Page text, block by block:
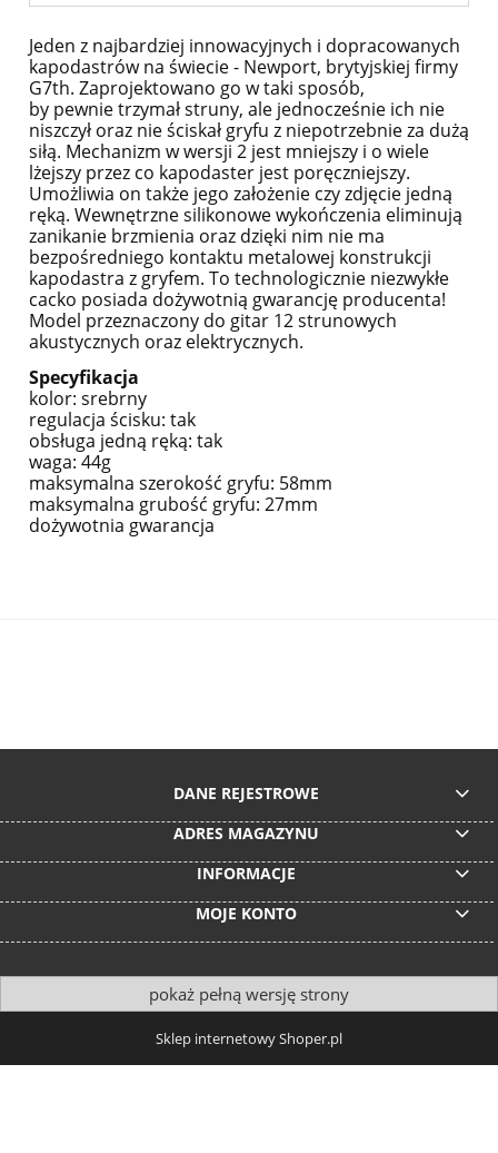
Jeden z najbardziej innowacyjnych i dopracowanych
kapodastrów na świecie - Newport, brytyjskiej firmy
G7th. Zaprojektowano go w taki sposób,
by pewnie trzymał struny, ale jednocześnie ich nie
niszczył oraz nie ściskał gryfu z niepotrzebnie za dużą
siłą. Mechanizm w wersji 2 jest mniejszy i o wiele
lżejszy przez co kapodaster jest poręczniejszy.
Umożliwia on także jego założenie czy zdjęcie jedną
ręką. Wewnętrzne silikonowe wykończenia eliminują
zanikanie brzmienia oraz dzięki nim nie ma
bezpośredniego kontaktu metalowej konstrukcji
kapodastra z gryfem. To technologicznie niezwykłe
cacko posiada dożywotnią gwarancję producenta!
Model przeznaczony do gitar 12 strunowych
akustycznych oraz elektrycznych.
Specyfikacja
kolor: srebrny
regulacja ścisku: tak
obsługa jedną ręką: tak
waga: 44g
maksymalna szerokość gryfu: 58mm
maksymalna grubość gryfu: 27mm
dożywotnia gwarancja
DANE REJESTROWE
ADRES MAGAZYNU
INFORMACJE
MOJE KONTO
pokaż pełną wersję strony
Sklep internetowy Shoper.pl